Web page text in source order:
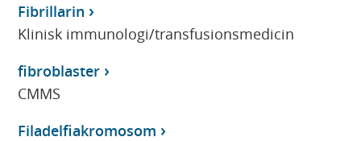
Fibrillarin
Klinisk immunologi/transfusionsmedicin
fibroblaster
CMMS
Filadelfiakromosom